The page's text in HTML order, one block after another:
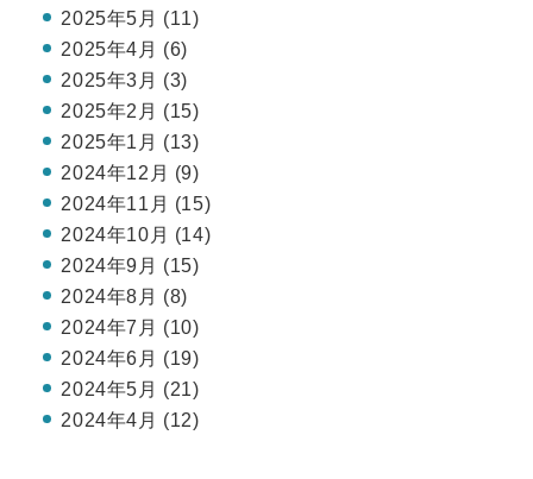
2025年5月 (11)
2025年4月 (6)
2025年3月 (3)
2025年2月 (15)
2025年1月 (13)
2024年12月 (9)
2024年11月 (15)
2024年10月 (14)
2024年9月 (15)
2024年8月 (8)
2024年7月 (10)
2024年6月 (19)
2024年5月 (21)
2024年4月 (12)